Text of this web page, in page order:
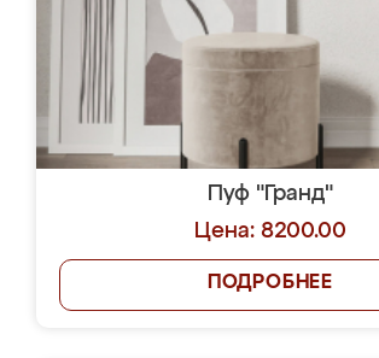
Пуф "Гранд"
Цена: 8200.00
ПОДРОБНЕЕ